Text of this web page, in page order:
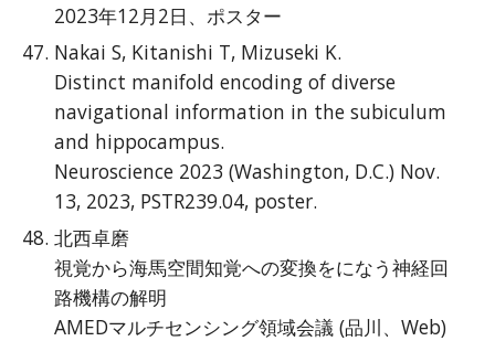
2023年12月2日、ポスター
Nakai S, Kitanishi T, Mizuseki K.
Distinct manifold encoding of diverse
navigational information in the subiculum
and hippocampus.
Neuroscience 2023 (Washington, D.C.) Nov.
13, 2023, PSTR239.04, poster.
北西卓磨
視覚から海馬空間知覚への変換をになう神経回
路機構の解明
AMEDマルチセンシング領域会議 (品川、Web)